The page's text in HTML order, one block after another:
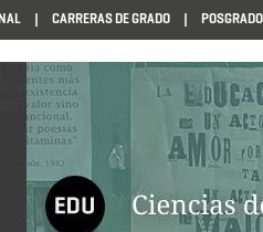
CARRERAS DE GRADO POSGRADO